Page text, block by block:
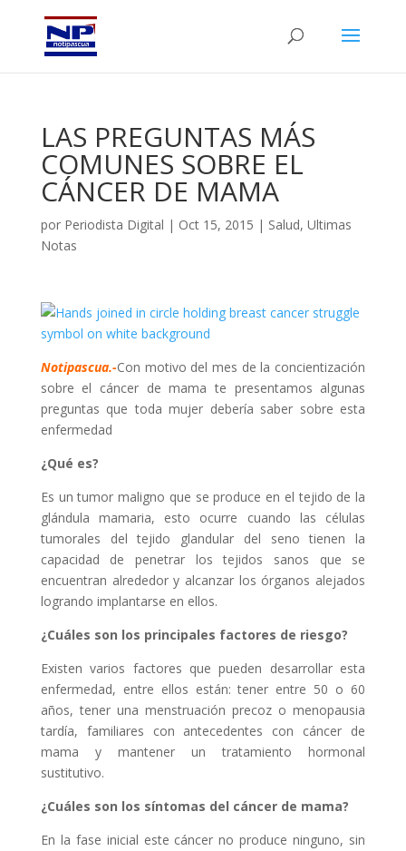
LAS PREGUNTAS MÁS
COMUNES SOBRE EL
CÁNCER DE MAMA
por Periodista Digital | Oct 15, 2015 | Salud, Ultimas
Notas
Notipascua.-Con motivo del mes de la concientización
sobre el cáncer de mama te presentamos algunas
preguntas que toda mujer debería saber sobre esta
enfermedad
¿Qué es?
Es un tumor maligno que se produce en el tejido de la
glándula mamaria, esto ocurre cuando las células
tumorales del tejido glandular del seno tienen la
capacidad de penetrar los tejidos sanos que se
encuentran alrededor y alcanzar los órganos alejados
logrando implantarse en ellos.
¿Cuáles son los principales factores de riesgo?
Existen varios factores que pueden desarrollar esta
enfermedad, entre ellos están: tener entre 50 o 60
años, tener una menstruación precoz o menopausia
tardía, familiares con antecedentes con cáncer de
mama y mantener un tratamiento hormonal
sustitutivo.
¿Cuáles son los síntomas del cáncer de mama?
En la fase inicial este cáncer no produce ninguno, sin